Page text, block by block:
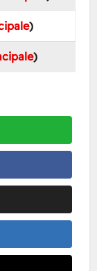
)
)